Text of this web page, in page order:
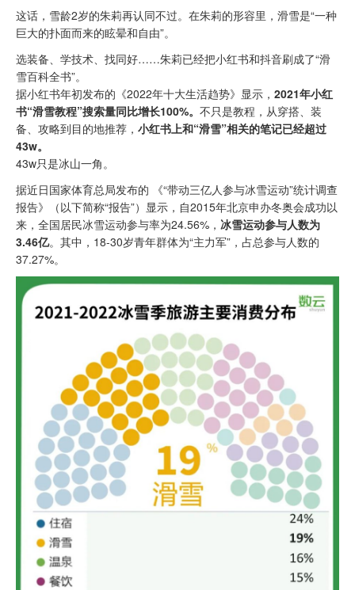
这话，雪龄2岁的朱莉再认同不过。在朱莉的形容里，滑雪是“一种
巨大的扑面而来的眩晕和自由”。
选装备、学技术、找同好……朱莉已经把小红书和抖音刷成了“滑
雪百科全书”。
据小红书年初发布的《2022年十大生活趋势》显示， 2021年小红
书“滑雪教程”搜索量同比增长100%。 不只是教程，从穿搭、装
备、攻略到目的地推荐， 小红书上和“滑雪”相关的笔记已经超过
43w。
43w只是冰山一角。
据近日国家体育总局发布的 《“带动三亿人参与冰雪运动”统计调查
报告》（以下简称“报告”）显示，自2015年北京申办冬奥会成功以
来，全国居民冰雪运动参与率为24.56%， 冰雪运动参与人数为
3.46亿。其中，18-30岁青年群体为“主力军”，占总参与人数的
37.27%。